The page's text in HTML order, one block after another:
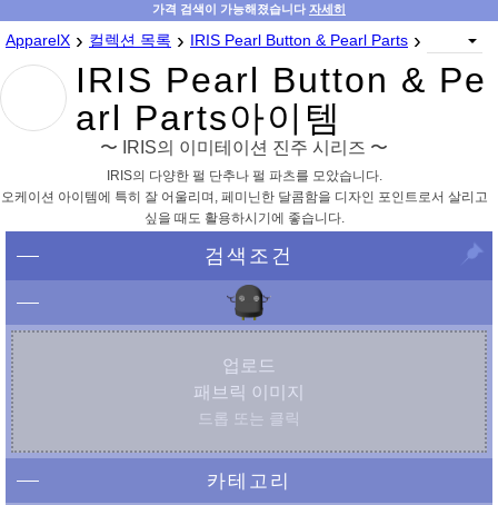
가격 검색이 가능해졌습니다 자세히
ApparelX › 컬렉션 목록 › IRIS Pearl Button & Pearl Parts ›
IRIS Pearl Button & Pe
arl Parts아이템
〜 IRIS의 이미테이션 진주 시리즈 〜
IRIS의 다양한 펄 단추나 펄 파츠를 모았습니다.
오케이션 아이템에 특히 잘 어울리며, 페미닌한 달콤함을 디자인 포인트로서 살리고
싶을 때도 활용하시기에 좋습니다.
검색조건
업로드
패브릭 이미지
드롭 또는 클릭
카테고리